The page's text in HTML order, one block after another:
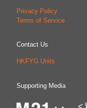
Privacy Policy
Terms of Service
Contact Us
HKFYG Units
Supporting Media